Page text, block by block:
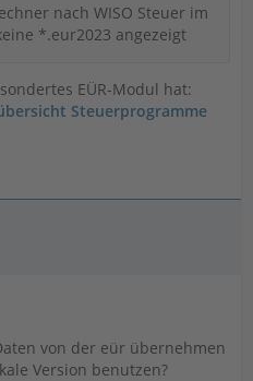
nach WISO Steuer im
*.eur2023 angezeigt
EÜR-Modul hat:
Steuerprogramme
von der eür übernehmen
Version benutzen?